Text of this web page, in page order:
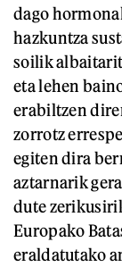
dago
hazkuntza
soilik
eta lehen
erabiltzen
zorrotz
egiten dira
aztarnarik
dute
Europako
eraldatutako